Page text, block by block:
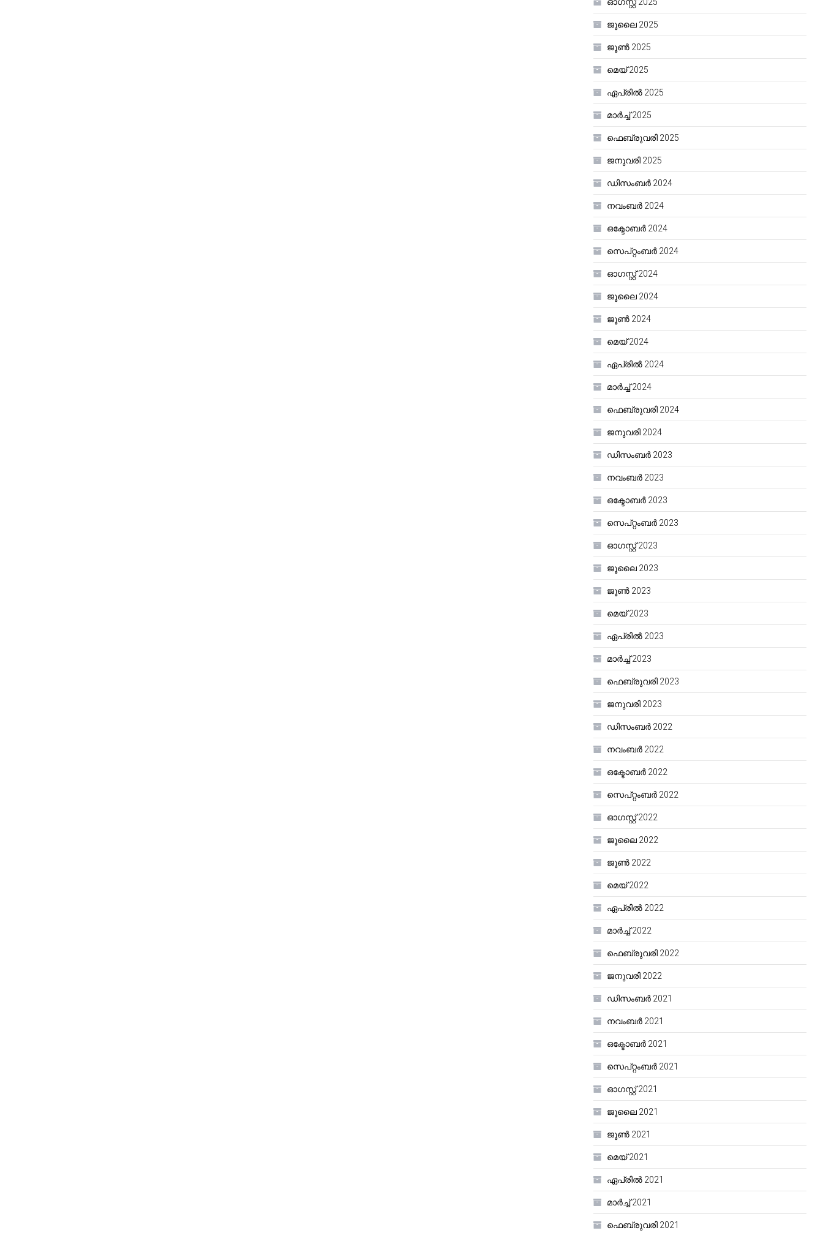
ജൂലൈ 2025
ജൂൺ 2025
മെയ്‌ 2025
ഏപ്രിൽ 2025
മാർച്ച്‌ 2025
ഫെബ്രുവരി 2025
ജനുവരി 2025
ഡിസംബർ 2024
നവംബർ 2024
ഒക്ടോബർ 2024
സെപ്റ്റംബർ 2024
ഓഗസ്റ്റ്‌ 2024
ജൂലൈ 2024
ജൂൺ 2024
മെയ്‌ 2024
ഏപ്രിൽ 2024
മാർച്ച്‌ 2024
ഫെബ്രുവരി 2024
ജനുവരി 2024
ഡിസംബർ 2023
നവംബർ 2023
ഒക്ടോബർ 2023
സെപ്റ്റംബർ 2023
ഓഗസ്റ്റ്‌ 2023
ജൂലൈ 2023
ജൂൺ 2023
മെയ്‌ 2023
ഏപ്രിൽ 2023
മാർച്ച്‌ 2023
ഫെബ്രുവരി 2023
ജനുവരി 2023
ഡിസംബർ 2022
നവംബർ 2022
ഒക്ടോബർ 2022
സെപ്റ്റംബർ 2022
ഓഗസ്റ്റ്‌ 2022
ജൂലൈ 2022
ജൂൺ 2022
മെയ്‌ 2022
ഏപ്രിൽ 2022
മാർച്ച്‌ 2022
ഫെബ്രുവരി 2022
ജനുവരി 2022
ഡിസംബർ 2021
നവംബർ 2021
ഒക്ടോബർ 2021
സെപ്റ്റംബർ 2021
ഓഗസ്റ്റ്‌ 2021
ജൂലൈ 2021
ജൂൺ 2021
മെയ്‌ 2021
ഏപ്രിൽ 2021
മാർച്ച്‌ 2021
ഫെബ്രുവരി 2021